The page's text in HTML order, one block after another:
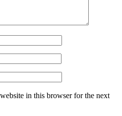
in this browser for the next